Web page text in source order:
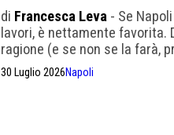
di Francesca Leva - Se
lavori, è nettamente favorita.
ragione (e se non se la farà,
30 Luglio 2026Napoli